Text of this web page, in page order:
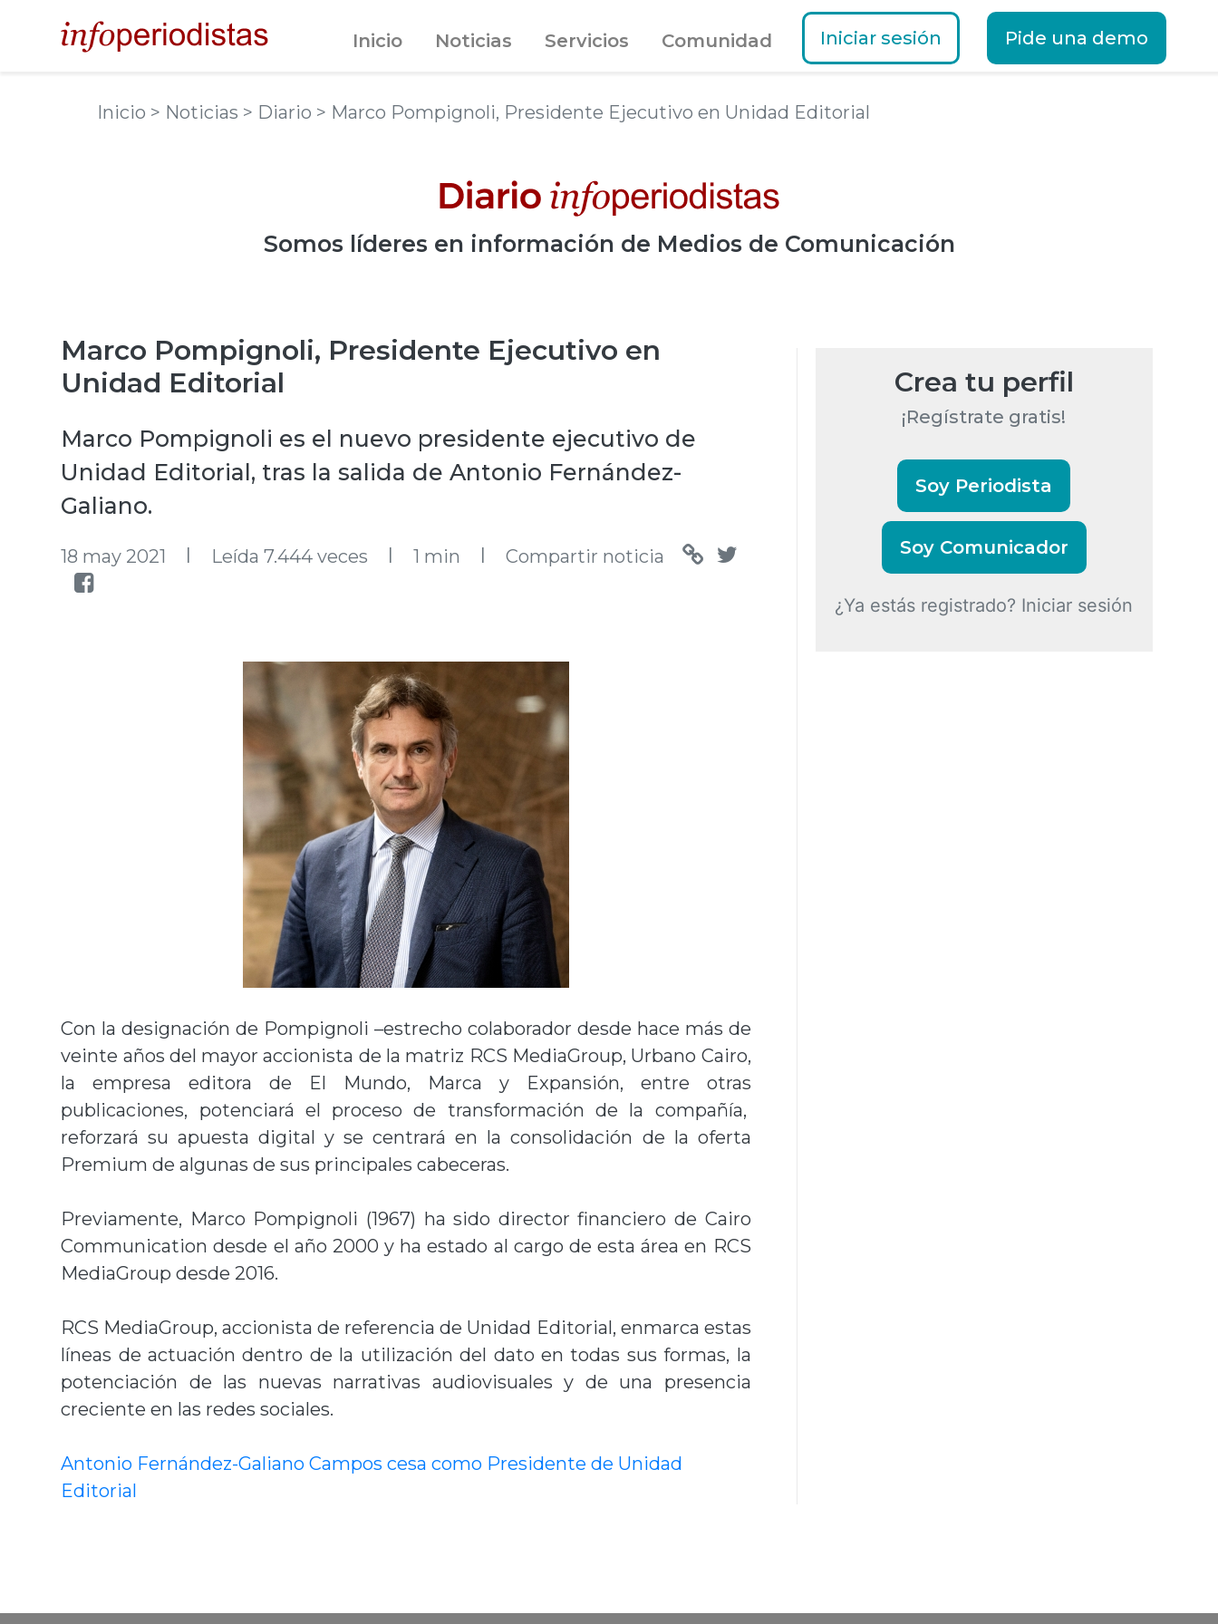
Inicio Noticias Servicios Comunidad Iniciar sesión Pide una demo
Inicio > Noticias > Diario > Marco Pompignoli, Presidente Ejecutivo en Unidad Editorial
Somos líderes en información de Medios de Comunicación
Marco Pompignoli, Presidente Ejecutivo en
Unidad Editorial
Marco Pompignoli es el nuevo presidente ejecutivo de
Unidad Editorial, tras la salida de Antonio Fernández-
Galiano.
18 may 2021 Leída 7.444 veces 1 min Compartir noticia
Con la designación de Pompignoli –estrecho colaborador desde hace más de
veinte años del mayor accionista de la matriz RCS MediaGroup, Urbano Cairo,
la empresa editora de El Mundo, Marca y Expansión, entre otras
publicaciones, potenciará el proceso de transformación de la compañía,
reforzará su apuesta digital y se centrará en la consolidación de la oferta
Premium de algunas de sus principales cabeceras.
Previamente, Marco Pompignoli (1967) ha sido director financiero de Cairo
Communication desde el año 2000 y ha estado al cargo de esta área en RCS
MediaGroup desde 2016.
RCS MediaGroup, accionista de referencia de Unidad Editorial, enmarca estas
líneas de actuación dentro de la utilización del dato en todas sus formas, la
potenciación de las nuevas narrativas audiovisuales y de una presencia
creciente en las redes sociales.
Antonio Fernández-Galiano Campos cesa como Presidente de Unidad
Editorial
Crea tu perfil
¡Regístrate gratis!
Soy Periodista
Soy Comunicador
¿Ya estás registrado? Iniciar sesión